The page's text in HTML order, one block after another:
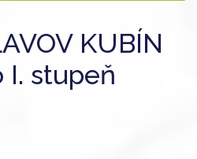
KUBÍN
I. stupeň